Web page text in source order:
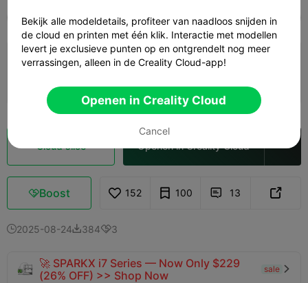
Alle K2 Plus K2 Pro K2 K2 SE SPARKX
0.2mm layer, 2 walls, 15% infill
Cloud slice Openen in Creality Cloud
Boost 152 100  13 
2025-08-243843
🚀 SPARKX i7 Series — Now Only $229
(26% OFF) >> Shop Now
sale 
Bekijk alle modeldetails, profiteer van naadloos snijden in
de cloud en printen met één klik. Interactie met modellen
levert je exclusieve punten op en ontgrendelt nog meer
verrassingen, alleen in de Creality Cloud-app!
Openen in Creality Cloud
Cancel